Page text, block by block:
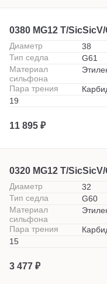
0380 MG12 T/
Диаметр
38
Тип седла
G61
Материал
сильфона
Пара трения
19
11 895 ₽
0320 MG12 T/
Диаметр
32
Тип седла
G60
Материал
сильфона
Пара трения
15
3 477 ₽